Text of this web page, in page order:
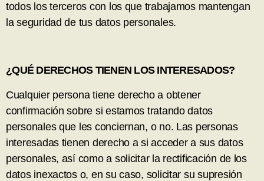
todos los terceros con los que trabajamos mantengan
la seguridad de tus datos personales.
¿QUÉ DERECHOS TIENEN LOS INTERESADOS?
Cualquier persona tiene derecho a obtener
confirmación sobre si estamos tratando datos
personales que les conciernan, o no. Las personas
interesadas tienen derecho a si acceder a sus datos
personales, así como a solicitar la rectificación de los
datos inexactos o, en su caso, solicitar su supresión